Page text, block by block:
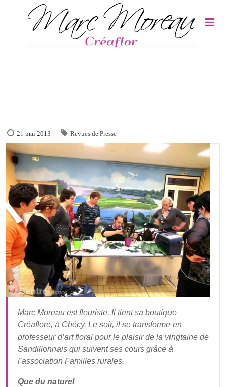
21 mai 2013 Revues de Presse
Marc Moreau est fleuriste. Il tient sa boutique
Créaflore, à Chécy. Le soir, il se transforme en
professeur d’art floral pour le plaisir de la vingtaine de
Sandillonnais qui suivent ses cours grâce à
l’association Familles rurales.
Que du naturel
Panneau de gestion des cookies